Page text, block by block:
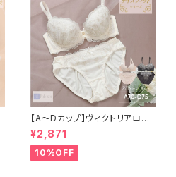
【A〜Dカップ】ヴィクトリアロー
ズ ブラ＆ショーツ
¥2,871
10%OFF